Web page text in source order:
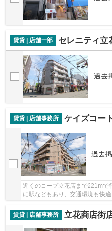
賃貸 | 店舗一部 セレニティ立
過去
賃貸 | 店舗事務所 ケイズコー
過去
近くのコープ立花店まで221mで
に駅などもあり、交通環境も快
(^^)
賃貸 | 店舗事務所
立花商店街